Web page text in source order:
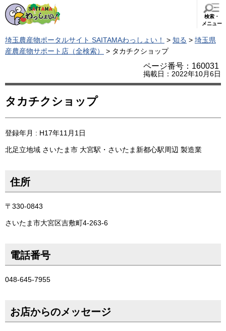
検索・
メニュー
埼玉農産物ポータルサイト SAITAMAわっしょい！ > 知る > 埼玉県
産農産物サポート店（全検索）
> タカチクショップ
ページ番号：160031
掲載日：2022年10月6日
タカチクショップ
登録年月 : H17年11月1日
北足立地域 さいたま市 大宮駅・さいたま新都心駅周辺 製造業
住所
〒330-0843
さいたま市大宮区吉敷町4-263-6
電話番号
048-645-7955
お店からのメッセージ